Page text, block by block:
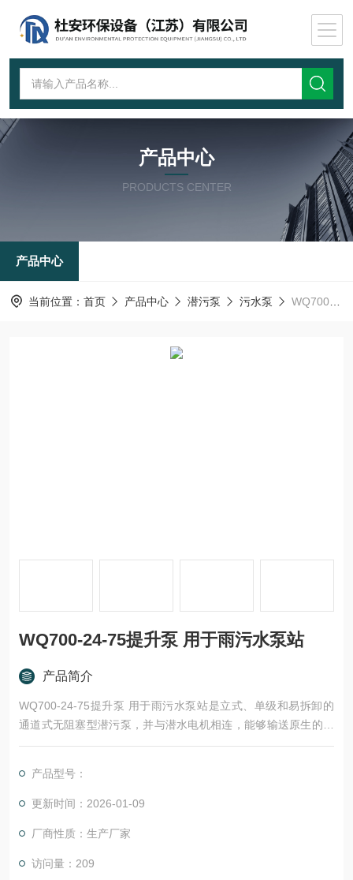
产品中心
PRODUCTS CENTER
产品中心
当前位置： 首页 产品中心 潜污泵 污水泵 WQ700-24-75提升泵 用于雨污水泵站
WQ700-24-75提升泵 用于雨污水泵站
产品简介
WQ700-24-75提升泵 用于雨污水泵站是立式、单级和易拆卸的
通道式无阻塞型潜污泵，并与潜水电机相连，能够输送原生的和
未经过过滤的污水。
产品型号：
更新时间：2026-01-09
厂商性质：生产厂家
访问量：209